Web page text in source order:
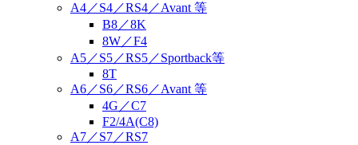
A4／S4／RS4／Avant 等
B8／8K
8W／F4
A5／S5／RS5／Sportback等
8T
A6／S6／RS6／Avant 等
4G／C7
F2/4A(C8)
A7／S7／RS7